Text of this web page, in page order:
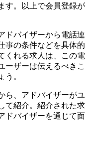
す。以上で会員登録が
ドバイザーから電話連
事の条件などを具体的
くれる求人は、この電
ーザーは伝えるべきこ
う。
ら、アドバイザーがユ
て紹介。紹介された求
ドバイザーを通じて面